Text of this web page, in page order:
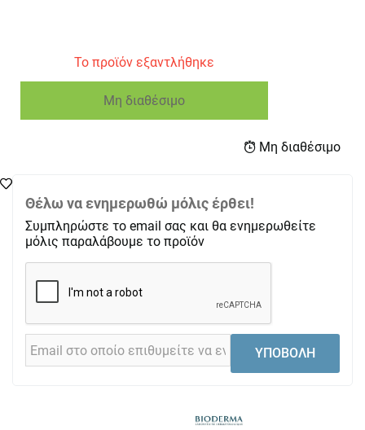
Το προϊόν εξαντλήθηκε
Μη διαθέσιμο
Μη διαθέσιμο
Θέλω να ενημερωθώ μόλις έρθει!
Συμπληρώστε το email σας και θα ενημερωθείτε
μόλις παραλάβουμε το προϊόν
ΥΠΟΒΟΛΗ